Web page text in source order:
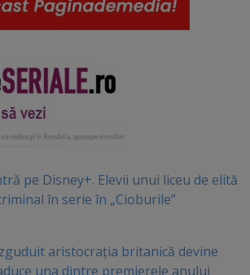
pe Disney+. Elevii unui liceu de elită
în serie în „Cioburile”
aristocrația britanică devine
una dintre premierele anului